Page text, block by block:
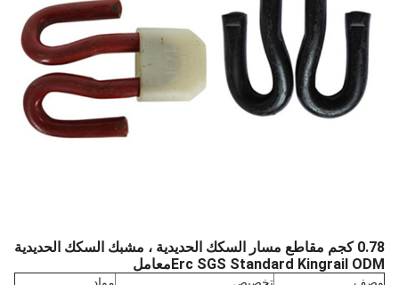
0.78 كجم مقاطع مسار السكك الحديدية ، مشبك السكك الحديدية
Erc SGS Standard Kingrail ODM معامل